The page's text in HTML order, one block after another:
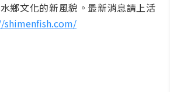
鄉文化的新風貌。最新消息請上活
shimenfish.com/